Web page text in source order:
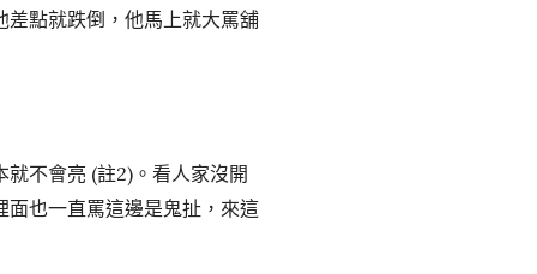
點就跌倒，他馬上就大罵舖
不會亮 (註2)。看人家沒開
面也一直罵這邊是鬼扯，來這